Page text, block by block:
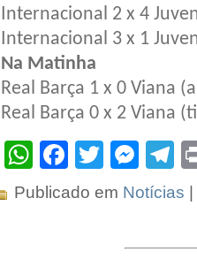
Internacional 2 x 4
Internacional 3 x 1
Na Matinha
Real Barça 1 x 0 Viana
Real Barça 0 x 2 Viana
WhatsApp
Facebook
Twitter
Publicado em Notícias